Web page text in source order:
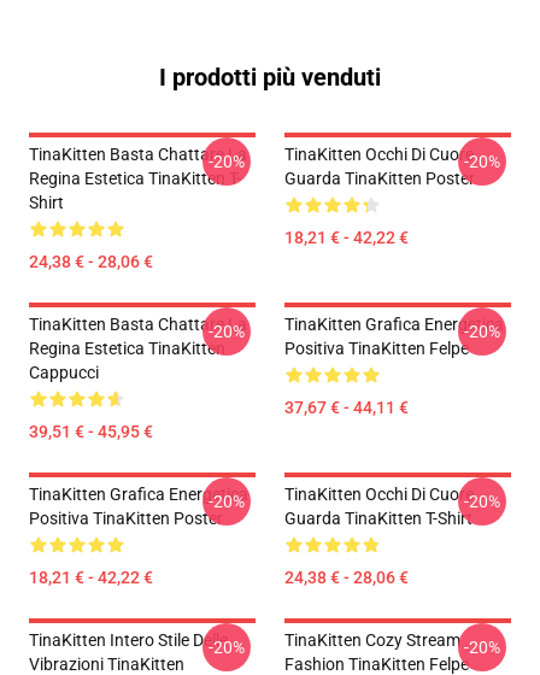
I prodotti più venduti
TinaKitten Basta Chattare La
Regina Estetica TinaKitten T-
Shirt
24,38 € - 28,06 €
-20%
TinaKitten Occhi Di Cuore
Guarda TinaKitten Poster
18,21 € - 42,22 €
-20%
TinaKitten Basta Chattare La
Regina Estetica TinaKitten
Cappucci
39,51 € - 45,95 €
-20%
TinaKitten Grafica Energetica
Positiva TinaKitten Felpe
37,67 € - 44,11 €
-20%
TinaKitten Grafica Energetica
Positiva TinaKitten Poster
18,21 € - 42,22 €
-20%
TinaKitten Occhi Di Cuore
Guarda TinaKitten T-Shirt
24,38 € - 28,06 €
-20%
TinaKitten Intero Stile Delle
Vibrazioni TinaKitten
-20%
TinaKitten Cozy Stream
Fashion TinaKitten Felpe
-20%